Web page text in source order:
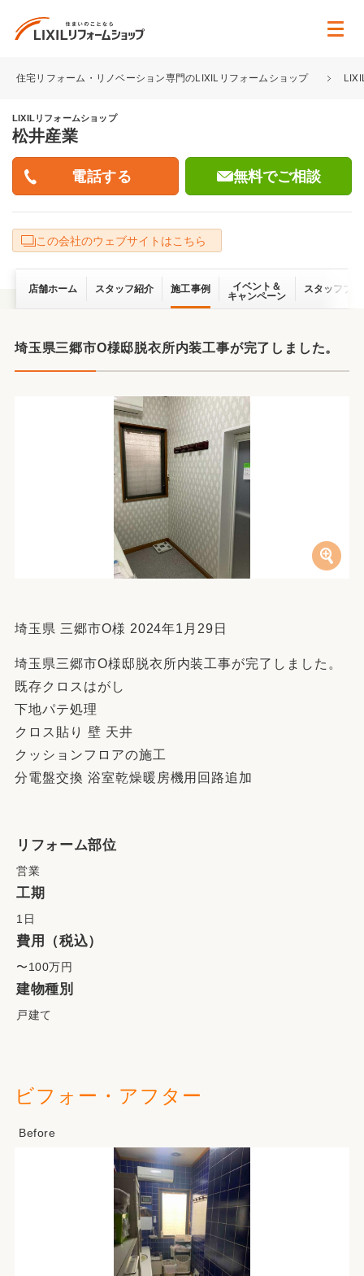
住宅リフォーム・リノベーション専門のLIXILリフォームショップ
LIXILリフォームショップ
松井産業
無料でご相談
この会社のウェブサイトはこちら
店舗ホーム スタッフ紹介 施工事例
イベント＆
キャンペーン
スタッフブ
埼玉県三郷市O様邸脱衣所内装工事が完了しました。
埼玉県 三郷市O様 2024年1月29日
埼玉県三郷市O様邸脱衣所内装工事が完了しました。
既存クロスはがし
下地パテ処理
クロス貼り 壁 天井
クッションフロアの施工
分電盤交換 浴室乾燥暖房機用回路追加
リフォーム部位
営業
工期
1日
費用（税込）
〜100万円
建物種別
戸建て
ビフォー・アフター